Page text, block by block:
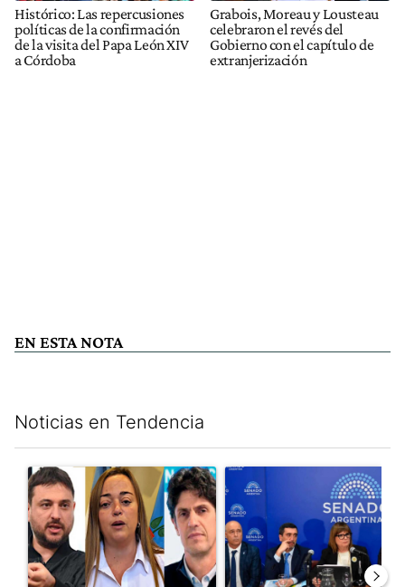
Histórico: Las repercusiones
políticas de la confirmación
de la visita del Papa León XIV
a Córdoba
Grabois, Moreau y Lousteau
celebraron el revés del
Gobierno con el capítulo de
extranjerización
EN ESTA NOTA
Noticias en Tendencia
Un artículo de tendencia con el título "Grabois, Moreau y
Un artículo de tendencia con